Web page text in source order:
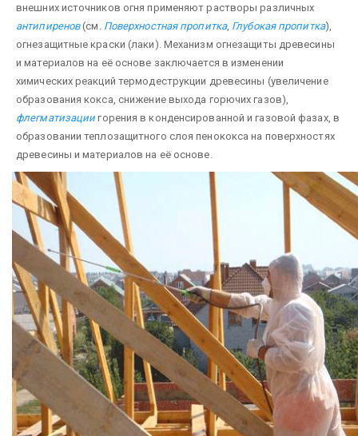
внешних источников огня применяют растворы различных
антипиренов(см. Поверхностная пропитка, Глубокая пропитка),
огнезащитные краски (лаки). Механизм огнезащиты древесины
и материалов на её основе заключается в изменении
химических реакций термодеструкции древесины (увеличение
образования кокса, снижение выхода горючих газов),
флегматизациигорения в конденсированной и газовой фазах, в
обра­зовании теплозащитного слоя пенококса на поверхностях
древесины и материалов на её основе.